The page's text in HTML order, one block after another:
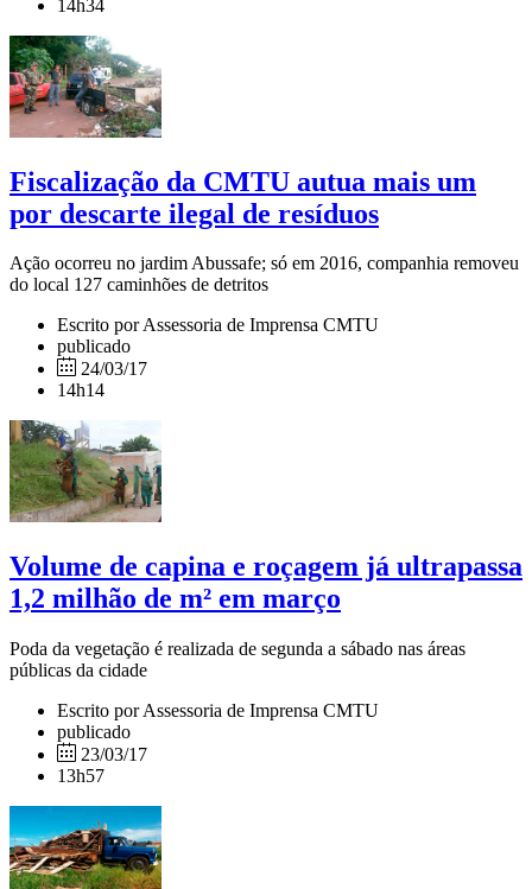
14h34
Fiscalização da CMTU autua mais um
por descarte ilegal de resíduos
Ação ocorreu no jardim Abussafe; só em 2016, companhia removeu
do local 127 caminhões de detritos
Escrito por Assessoria de Imprensa CMTU
publicado
24/03/17
14h14
Volume de capina e roçagem já ultrapassa
1,2 milhão de m² em março
Poda da vegetação é realizada de segunda a sábado nas áreas
públicas da cidade
Escrito por Assessoria de Imprensa CMTU
publicado
23/03/17
13h57